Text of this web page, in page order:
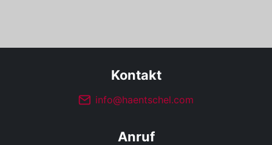
Kontakt
info@haentschel.com
Anruf